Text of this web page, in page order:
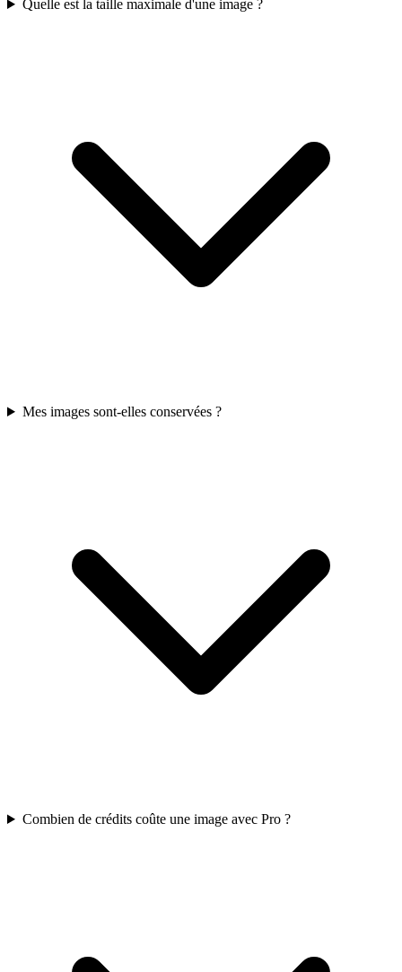
Quelle est la taille maximale d'une image ?
Mes images sont-elles conservées ?
Combien de crédits coûte une image avec Pro ?